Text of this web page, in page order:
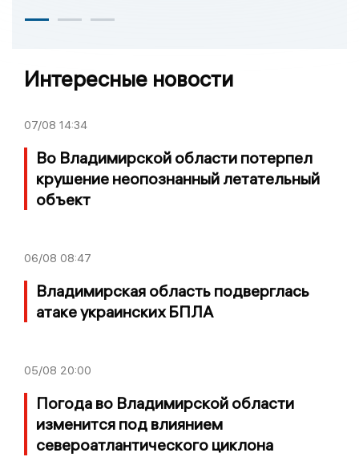
Интересные новости
07/08 14:34
Во Владимирской области потерпел
крушение неопознанный летательный
объект
06/08 08:47
Владимирская область подверглась
атаке украинских БПЛА
05/08 20:00
Погода во Владимирской области
изменится под влиянием
североатлантического циклона